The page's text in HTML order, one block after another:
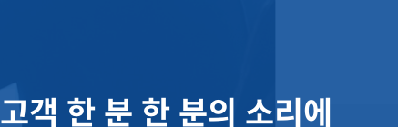
고객 한 분 한 분의 소리에